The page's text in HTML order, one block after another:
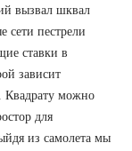
вызвал шквал
сети пестрели
ставки в
зависит
Квадрату можно
для
из самолета мы